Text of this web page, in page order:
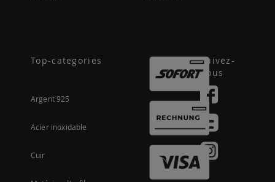
Top-categories
Argent 925
Acier inoxidable
Cuir
Suivez-
nous